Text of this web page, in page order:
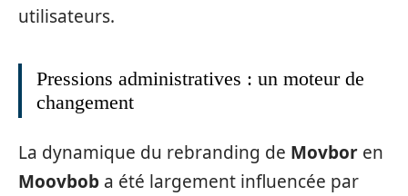
utilisateurs.
Pressions administratives : un moteur de
changement
La dynamique du rebranding de Movbor en
Moovbob a été largement influencée par